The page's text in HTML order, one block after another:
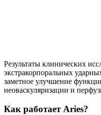
Результаты клинических
экстракорпоральных
заметное улучшение
неоваскуляризации и
Как работает Aries?